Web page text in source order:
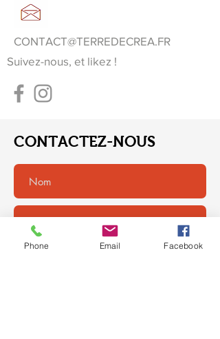
CONTACT@TERREDECREA.FR
Suivez-nous, et likez !
CONTACTEZ-NOUS
Phone Email Facebook